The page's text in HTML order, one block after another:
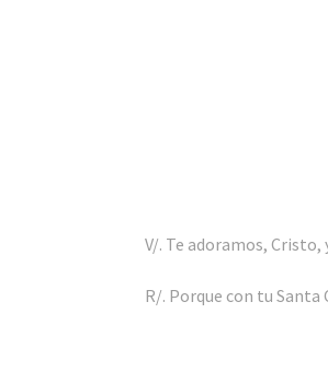
V/. Te adoramos, Cristo,
R/. Porque con tu